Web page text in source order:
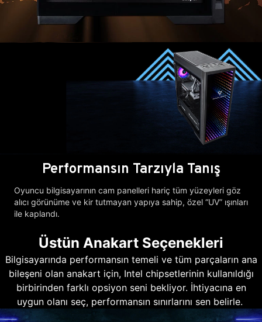
Performansın Tarzıyla Tanış
Oyuncu bilgisayarının cam panelleri hariç tüm yüzeyleri göz
alıcı görünüme ve kir tutmayan yapıya sahip, özel “UV” ışınları
ile kaplandı.
Üstün Anakart Seçenekleri
Bilgisayarında performansın temeli ve tüm parçaların ana
bileşeni olan anakart için, Intel chipsetlerinin kullanıldığı
birbirinden farklı opsiyon seni bekliyor. İhtiyacına en
uygun olanı seç, performansın sınırlarını sen belirle.